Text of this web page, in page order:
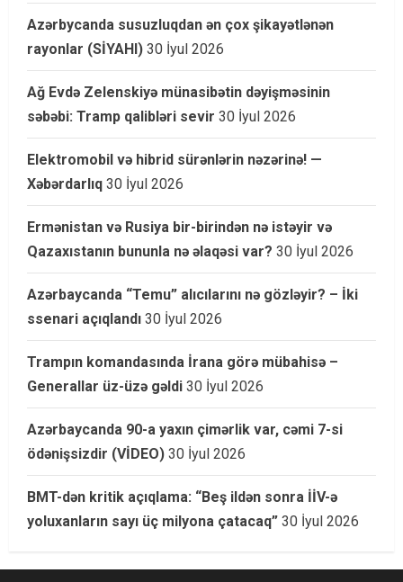
Azərbycanda susuzluqdan ən çox şikayətlənən
rayonlar (SİYAHI) 30 İyul 2026
Ağ Evdə Zelenskiyə münasibətin dəyişməsinin
səbəbi: Tramp qalibləri sevir 30 İyul 2026
Elektromobil və hibrid sürənlərin nəzərinə! —
Xəbərdarlıq 30 İyul 2026
Ermənistan və Rusiya bir-birindən nə istəyir və
Qazaxıstanın bununla nə əlaqəsi var? 30 İyul 2026
Azərbaycanda “Temu” alıcılarını nə gözləyir? – İki
ssenari açıqlandı 30 İyul 2026
Trampın komandasında İrana görə mübahisə –
Generallar üz-üzə gəldi 30 İyul 2026
Azərbaycanda 90-a yaxın çimərlik var, cəmi 7-si
ödənişsizdir (VİDEO) 30 İyul 2026
BMT-dən kritik açıqlama: “Beş ildən sonra İİV-ə
yoluxanların sayı üç milyona çatacaq” 30 İyul 2026